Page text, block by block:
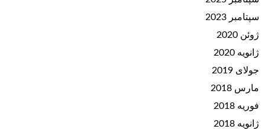
سپتامبر 2023
ژوئن 2020
ژانویه 2020
جولای 2019
مارس 2018
فوریه 2018
ژانویه 2018